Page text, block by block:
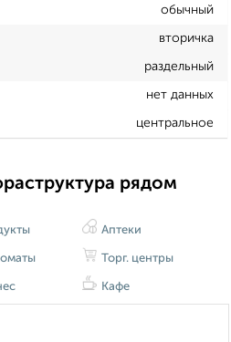
обычный
вторичка
раздельный
нет данных
центральное
рядом
Аптеки
Торг. центры
Кафе